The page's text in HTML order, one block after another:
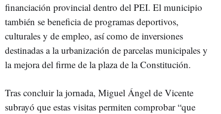
financiación provincial dentro del PEI. El municipio
también se beneficia de programas deportivos,
culturales y de empleo, así como de inversiones
destinadas a la urbanización de parcelas municipales y
la mejora del firme de la plaza de la Constitución.
Tras concluir la jornada, Miguel Ángel de Vicente
subrayó que estas visitas permiten comprobar “que